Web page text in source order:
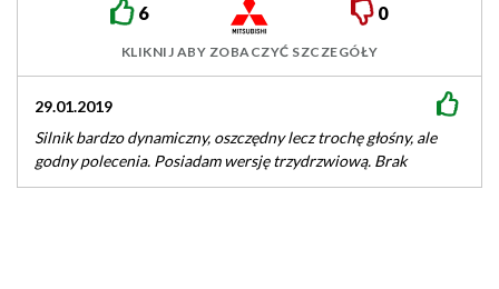
6 0
KLIKNIJ ABY ZOBACZYĆ SZCZEGÓŁY
29.01.2019
Silnik bardzo dynamiczny, oszczędny lecz trochę głośny, ale
godny polecenia. Posiadam wersję trzydrzwiową. Brak
wycieków. Polecam tą jednostkę. Minimalne spalanie…